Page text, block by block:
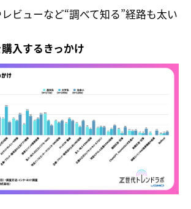
ビューなど“調べて知る”経路も太い
購入するきっかけ